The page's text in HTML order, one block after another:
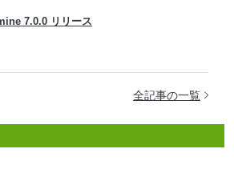
7.0.0 リリース
全記事の一覧